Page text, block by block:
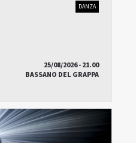
DANZA
25/08/2026 - 21.00
BASSANO DEL GRAPPA